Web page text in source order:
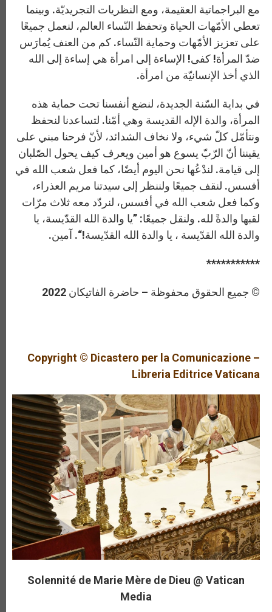
مع البراجماتية العقيمة، ومع النظريات التجريديّة. وبينما
تعطي الأمّهات الحياة وتحفظ النّساء العالم، لنعمل جميعًا
على تعزيز الأمّهات وحماية النّساء. كم من العنف يُمارَس
ضدّ المرأة! كفى! الإساءة إلى امرأة هي إساءة إلى الله
الذي أخذ الإنسانيّة من امرأة.
في بداية السّنة الجديدة، لنضع أنفسنا تحت حماية هذه
المرأة، والدة الإله القديسة وهي أمّنا. لتساعدنا لنحفظ
ونتأمّل كلّ شيء، ولا نخاف الشدائد، لأنّ فرحنا مبني على
يقيننا أنّ الرّبّ يسوع هو أمين ويعرف كيف يحول الصّلبان
إلى قيامة. لندْعُها نحن اليوم أيضًا، كما فعل شعب الله في
أفسس. لنقف جميعًا ولننظر إلى سيدتنا مريم العذراء،
وكما فعل شعب الله في أفسس، لنردّد معه ثلاث مرّات
لقبها والدةً لله. ولنقل جميعًا: ”يا والدة الله القدّيسة، يا
والدة الله القدّيسة ، يا والدة الله القدّيسة!“. آمين.
***********
© جميع الحقوق محفوظة – حاضرة الفاتيكان 2022
Copyright © Dicastero per la Comunicazione –
Libreria Editrice Vaticana
Solennité de Marie Mère de Dieu @ Vatican
Media